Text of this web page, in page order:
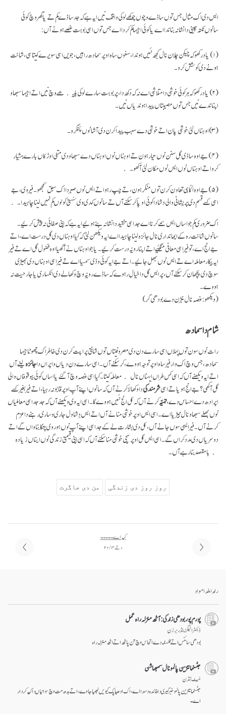
ایس دی اک مثال جس توں ساڈے وچوں چوکھے لوکی واقف نیں ایہ ہے کہ جد ساڈے کم تے یا گھر وچ کوئی
سانوں نکتہ چینی دا نشانہ بناندا اے یا کوئی اجیہا کم کردا اے جس توں اسی بوہت غصے ہونے آں:
(۱) یاد رکھو کہ چیکن چلان نال کجھ نئیں ہوندا، سغوں ساہ اوپر سمادھ راہیں، جویں اسی سویرے کیتا سی، شانت
ہونے دی کوشش کرو۔
(۲) یاد رکھو کہ ہر کوئی خوشی دا متلاشی اے نہ کہ دکھ دا، پر بوہت سارے لوکی پلیکھے وچ نیں اتے اجیہا سبھاو
اپناندے نیں جس توں مصیبتاں پیدا ہوندیاں نیں۔
(۳) اوہناں لئی خوشی پان اتے خوشی دے سبب پیدا کرن دی آشا نوں پُنگرو۔
(۴) جے اوہ ساڈی گل سنن نوں تیار ہون تے اوہناں نوں اوہناں دے سبھاو دی منفی اوڑکاں بارے ہشیار
کرو اتے اوہناں نوں ایس نوں مکان لئی آکھو۔
(۵) جے اوہ اُکّا ہی تعاون کرن توں منکر ہون، تے چپ رہو اتے ایس نوں صبر دا اک سبق سمجھو۔ فیر وی، جے
اسی کسے قسم دی پریشانی والی دشا دا کوئی اوپا کر سکنے آں تے سانوں کدی وی سُستی کولوں کم نہیں لینا چاہیدا۔
اک ضروری کم جو اساں ایس سمے کرنا اے جد اسی تنقید دا نشانہ بنے ہوئیے ایہ ہے کہ اپنی صفائی نہ پیش کرئیے۔
سانوں شانت رہ کے ایمانداری نال جائزہ لینا چاہیدا اے ایہ ویکھن لئی کہ کیا اوہناں دی گل درست اے، اتے
جے انج اے، تو فیر اسی معافی منگئیے اتے اپنا رویّہ درست کرئیے۔ یا جو اوہناں نے آکھیا اوہ فضول گل اے تے فیر
ایہ بیکار معاملہ اے تے ایس نوں بھل جائیے۔ اتے جے ایہ کوئی وڈی سمسیا اے تے فیر اسی اوہناں دی بھیڑی
سوچ دی پچھان کر سکنے آں، پر ایس گل دا خیال رہوے کہ ساڈے رویّہ وچ وکھالے دی انکساری یا جارحیت نہ
ہووے۔
(ویکھو: غصہ نال نبڑن دے بودھی گر)
شام دا سمادھ
رات نوں سون توں پہلاں اسی سارے دن دی مصروفیتاں توں شانتی پراپت کرن دی خاطر اک چھوٹا جیہا
سمادھ، جس وچ اک وار فیر ساہ اوپر توجہ ہووے، کر سکنے آں۔ اسی سارے دن دیاں واپراں داجائزہلینے آں
اتے ایہ ویکھنے آں کہ اسی کس طراں ایہناں نال معاملہ کیتا۔ کیا اسی غصہ وچ آ گئے یا اساں کوئی بیوقوفاں والی
گل آکھی؟ جے انج ہویا تے اسیشرمندگیدا وکھالا کرنے آں کہ سانوں اپنے آپ اوپر قابو نہ رہیا، اتے فیر بغیر کسے
اپرادھ دے احساس دے،تہیّہکرنے آں کہ کل انج نئیں ہووے گا۔ اسی ایہ وی ویکھنے آں کہ جد جد اسی معاملیاں
نوں بھلے سبھاو نال نبیڑیا اے۔ اسی ایس اوپر خوشی منانے آں اتے ایس دِشا ول جاری و ساری رہنے دا عزم
کرنے آں۔ فیر ایسی سوں جانے آں، کل دی بشارت لے کے جد اسی اپنے آپ نوں ہور وی چنگا بناواں گے اتے
دوسریاں دی مدد کراں گے۔ اسی ایس گل اوپر سچی خوشی منا سکنے آں کہ اسی اپنی قیمتی زندگی نوں ایناں زیادہ
با مقصد بنا رہے آں۔
روز روز دی زندگی من دی جاگرت
کیہ اے ۔۔۔۔۔
وشے ۱۴ / ۲۰
رلدا ملدا مواد
پورم پور بودھی زندگی: آٹھ منزلہ راہ عمل
ڈاکٹر الیگزینڈر برزن
بودھی سائنس اتے فلسفہ دے اتحاس وچ تن پاٹھ اتے اٹھ منزلہ راہ
جٹسنما تنزین پالمو نال سمبھاشن
مَیٹ لِنڈن
جٹسنما تنزین پالمو خبرگیری دا فائدہ دسدا اے، اک ادھیاپک کیویں لبھیا جاوے، اتے بدھ مت وچ سوانیاں دا کیہ کردار
اے۔